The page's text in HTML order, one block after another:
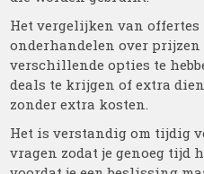
Het vergelijken van
onderhandelen over prijzen
verschillende opties te
deals te krijgen of extra
zonder extra kosten.
Het is verstandig om tijdig
vragen zodat je genoeg tijd